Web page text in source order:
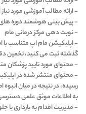
- ارائه مطالب آموزشی مورد نیاز
- پیش بینی هوشمند دوره
- نوبت دهی مرکز درمانی مام
- اپلیکیشن مام اپ متناسب با
گذشته ثبت می کنید، تخمین
- محتوای مورد تایید
- محتوای منتشر شده در
رسیده، در نتیجه در میان
به اطلاعات موثق علمی
- مدیریت اقدام به بارداری یا